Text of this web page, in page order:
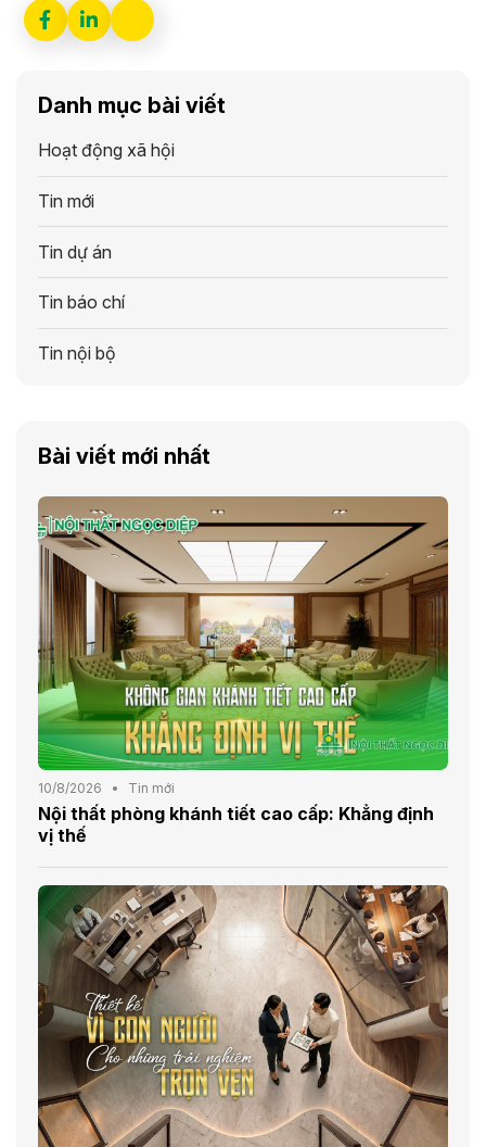
Danh mục bài viết
Hoạt động xã hội
Tin mới
Tin dự án
Tin báo chí
Tin nội bộ
Bài viết mới nhất
10/8/2026 Tin mới
Nội thất phòng khánh tiết cao cấp: Khẳng định
vị thế